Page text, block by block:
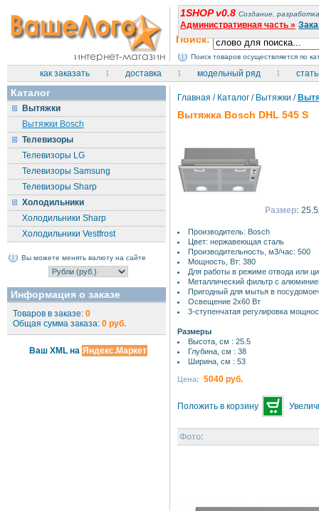
Поиск:
Поиск товаров осуществляется по
как заказать доставка модельный ряд
Каталог
Вытяжки
Вытяжки Bosch
Телевизоры
Телевизоры LG
Телевизоры Samsung
Телевизоры Sharp
Холодильники
Холодильники Sharp
Холодильники Vestfrost
Вы можете менять валюту на сайте
Информация о заказе
Товаров в заказе: 0
Общая сумма заказа: 0 руб.
Ваш XML на Яндекс.Маркет
Главная / Каталог / Вытяжки /
Вытяжка Bosch DHL 545 S
Размер:
Производитель: Bosch
Цвет: нержавеющая сталь
Производительность, м3/час: 500
Мощность, Вт: 380
Для работы в режиме отвода или
Металлический фильтр с
Пригодный для мытья в
Освещение 2х60 Вт
3-ступенчатая регулировка
Размеры
Высота, см : 25.5
Глубина, см : 38
Ширина, см : 53
Цена: 5040 руб.
Положить в корзину
Фото:
1SHOP v0.8 Создание,
Административная часть »